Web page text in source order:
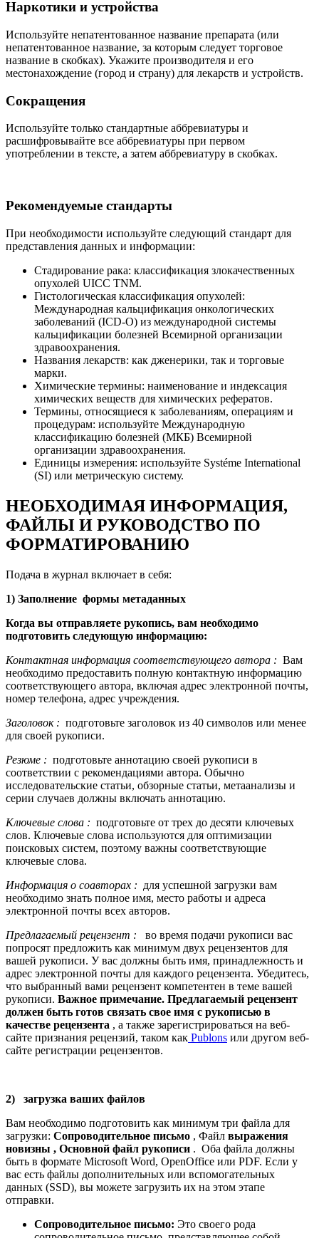
Наркотики и устройства
Используйте непатентованное название препарата (или
непатентованное название, за которым следует торговое
название в скобках). Укажите производителя и его
местонахождение (город и страну) для лекарств и устройств.
Сокращения
Используйте только стандартные аббревиатуры и
расшифровывайте все аббревиатуры при первом
употреблении в тексте, а затем аббревиатуру в скобках.
Рекомендуемые стандарты
При необходимости используйте следующий стандарт для
представления данных и информации:
Стадирование рака: классификация злокачественных
опухолей UICC TNM.
Гистологическая классификация опухолей:
Международная кальцификация онкологических
заболеваний (ICD-O) из международной системы
кальцификации болезней Всемирной организации
здравоохранения.
Названия лекарств: как дженерики, так и торговые
марки.
Химические термины: наименование и индексация
химических веществ для химических рефератов.
Термины, относящиеся к заболеваниям, операциям и
процедурам: используйте Международную
классификацию болезней (МКБ) Всемирной
организации здравоохранения.
Единицы измерения: используйте Systéme International
(SI) или метрическую систему.
НЕОБХОДИМАЯ ИНФОРМАЦИЯ,
ФАЙЛЫ И РУКОВОДСТВО ПО
ФОРМАТИРОВАНИЮ
Подача в журнал включает в себя:
1) Заполнение формы метаданных
Когда вы отправляете рукопись, вам необходимо
подготовить следующую информацию:
Контактная информация соответствующего автора : Вам
необходимо предоставить полную контактную информацию
соответствующего автора, включая адрес электронной почты,
номер телефона, адрес учреждения.
Заголовок: подготовьте заголовок из 40 символов или менее
для своей рукописи.
Резюме : подготовьте аннотацию своей рукописи в
соответствии с рекомендациями автора. Обычно
исследовательские статьи, обзорные статьи, метаанализы и
серии случаев должны включать аннотацию.
Ключевые слова : подготовьте от трех до десяти ключевых
слов. Ключевые слова используются для оптимизации
поисковых систем, поэтому важны соответствующие
ключевые слова.
Информация о соавторах : для успешной загрузки вам
необходимо знать полное имя, место работы и адреса
электронной почты всех авторов.
Предлагаемый рецензент : во время подачи рукописи вас
попросят предложить как минимум двух рецензентов для
вашей рукописи. У вас должны быть имя, принадлежность и
адрес электронной почты для каждого рецензента. Убедитесь,
что выбранный вами рецензент компетентен в теме вашей
рукописи. Важное примечание. Предлагаемый рецензент
должен быть готов связать свое имя с рукописью в
качестве рецензента , а также зарегистрироваться на веб-
сайте признания рецензий, таком как Publons или другом веб-
сайте регистрации рецензентов.
2) загрузка ваших файлов
Вам необходимо подготовить как минимум три файла для
загрузки: Сопроводительное письмо , Файл выражения
новизны , Основной файл рукописи . Оба файла должны
быть в формате Microsoft Word, OpenOffice или PDF. Если у
вас есть файлы дополнительных или вспомогательных
данных (SSD), вы можете загрузить их на этом этапе
отправки.
Сопроводительное письмо: Это своего рода